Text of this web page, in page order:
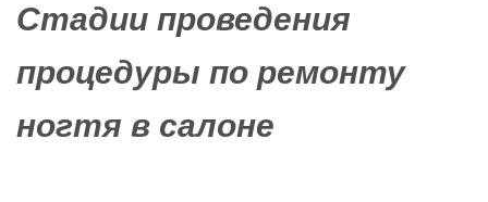
Стадии проведения
процедуры по ремонту
ногтя в салоне